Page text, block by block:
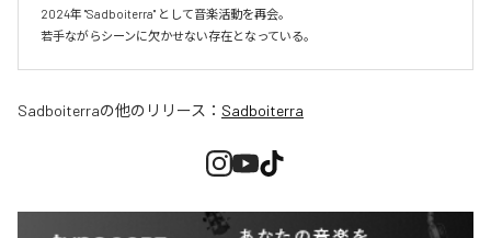
2024年 "Sadboiterra" として音楽活動を再会。
若手ながらシーンに欠かせない存在となっている。
Sadboiterraの他のリリース： Sadboiterra